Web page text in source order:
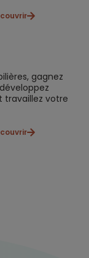
gagnez
travaillez votre